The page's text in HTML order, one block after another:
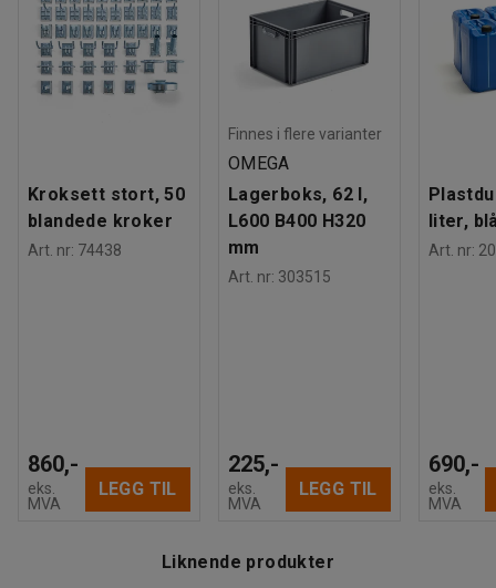
Kroksett stort, 50
blandede kroker
Art. nr: 74438
860,-
eks.
MVA
LEGG TIL
Finnes i flere varianter
OMEGA
Lagerboks, 62 l,
L600 B400 H320
mm
Art. nr: 303515
225,-
eks.
MVA
LEGG TIL
liter,
Art. nr:
690,-
eks.
MVA
Liknende produkter